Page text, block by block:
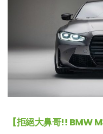
【拒絕大鼻哥!! BMW